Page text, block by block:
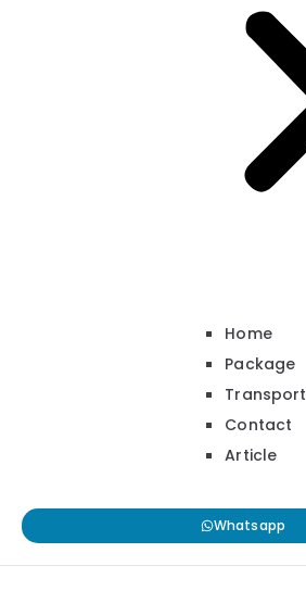
Home
Package
Transport
Contact
Article
Whatsapp